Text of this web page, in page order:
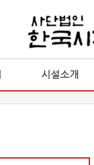
시설소개